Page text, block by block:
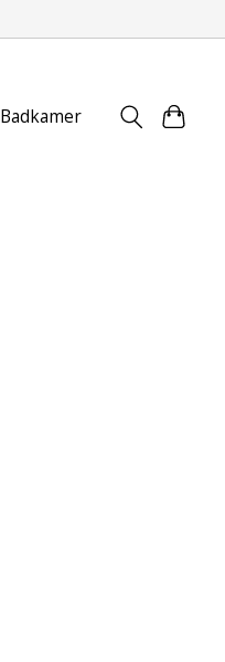
Badkamer